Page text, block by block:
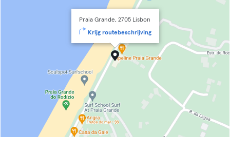
Praia Grande, 2705 Lisbon
Krijg routebeschrijving